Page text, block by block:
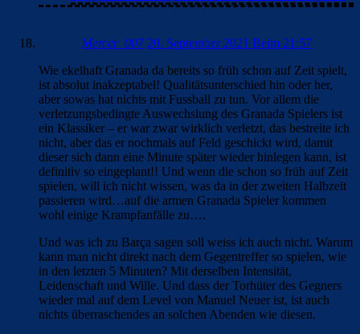
Mercer_007 20. September 2021 Beim 21:57
Wie ekelhaft Granada da bereits so früh schon auf Zeit spielt,
ist absolut inakzeptabel! Qualitätsunterschied hin oder her,
aber sowas hat nichts mit Fussball zu tun. Vor allem die
verletzungsbedingte Auswechslung des Granada Spielers ist
ein Klassiker – er war zwar wirklich verletzt, das bestreite ich
nicht, aber das er nochmals auf Feld geschickt wird, damit
dieser sich dann eine Minute später wieder hinlegen kann, ist
definitiv so eingeplant!! Und wenn die schon so früh auf Zeit
spielen, will ich nicht wissen, was da in der zweiten Halbzeit
passieren wird…auf die armen Granada Spieler kommen
wohl einige Krampfanfälle zu….
Und was ich zu Barça sagen soll weiss ich auch nicht. Warum
kann man nicht direkt nach dem Gegentreffer so spielen, wie
in den letzten 5 Minuten? Mit derselben Intensität,
Leidenschaft und Wille. Und dass der Torhüter des Gegners
wieder mal auf dem Level von Manuel Neuer ist, ist auch
nichts überraschendes an solchen Abenden wie diesen.